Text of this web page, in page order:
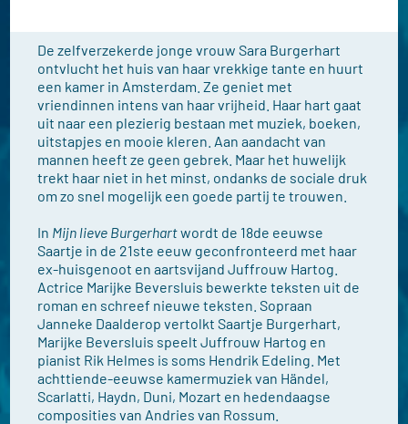
De zelfverzekerde jonge vrouw Sara Burgerhart
ontvlucht het huis van haar vrekkige tante en huurt
een kamer in Amsterdam. Ze geniet met
vriendinnen intens van haar vrijheid. Haar hart gaat
uit naar een plezierig bestaan met muziek, boeken,
uitstapjes en mooie kleren. Aan aandacht van
mannen heeft ze geen gebrek. Maar het huwelijk
trekt haar niet in het minst, ondanks de sociale druk
om zo snel mogelijk een goede partij te trouwen.
In Mijn lieve Burgerhartwordt de 18de eeuwse
Saartje in de 21ste eeuw geconfronteerd met haar
ex-huisgenoot en aartsvijand Juffrouw Hartog.
Actrice Marijke Beversluis bewerkte teksten uit de
roman en schreef nieuwe teksten. Sopraan
Janneke Daalderop vertolkt Saartje Burgerhart,
Marijke Beversluis speelt Juffrouw Hartog en
pianist Rik Helmes is soms Hendrik Edeling. Met
achttiende-eeuwse kamermuziek van Händel,
Scarlatti, Haydn, Duni, Mozart en hedendaagse
composities van Andries van Rossum.